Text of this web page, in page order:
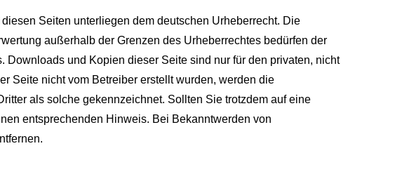
Seiten unterliegen dem deutschen Urheberrecht. Die
außerhalb der Grenzen des Urheberrechtes bedürfen der
und Kopien dieser Seite sind nur für den privaten, nicht
Seite nicht vom Betreiber erstellt wurden, werden die
als solche gekennzeichnet. Sollten Sie trotzdem auf eine
entsprechenden Hinweis. Bei Bekanntwerden von